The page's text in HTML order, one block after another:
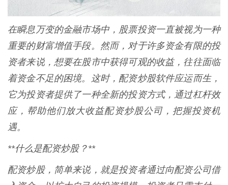
在瞬息万变的金融市场中，股票投资一直被视为一种
重要的财富增值手段。然而，对于许多资金有限的投
资者来说，想要在股市中获得可观的收益，往往面临
着资金不足的困境。这时，配资炒股软件应运而生，
它为投资者提供了一种全新的投资方式，通过杠杆效
应，帮助他们放大收益配资炒股公司，把握投资机
遇。
**什么是配资炒股？**
配资炒股，简单来说，就是投资者通过向配资公司借